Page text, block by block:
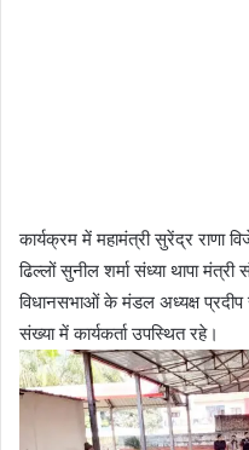
कार्यक्रम में महामंत्री सुरेंद्र राणा
ढिल्लों सुनील शर्मा संध्या थापा
विधानसभाओं के मंडल अध्यक्ष प्रदीप
संख्या में कार्यकर्ता उपस्थित रहे।